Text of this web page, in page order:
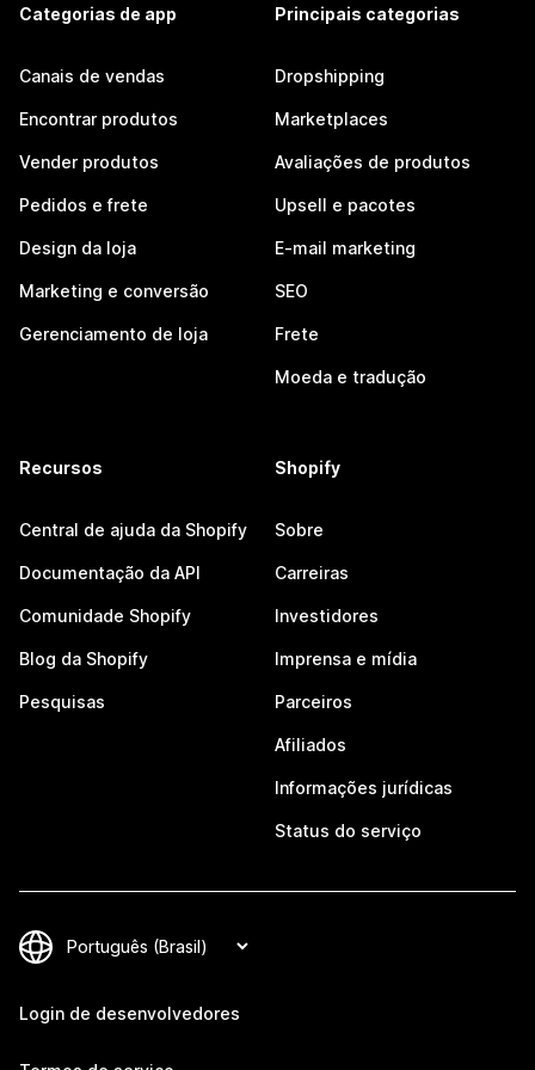
Categorias de app
Canais de vendas
Encontrar produtos
Vender produtos
Pedidos e frete
Design da loja
Marketing e conversão
Gerenciamento de loja
Principais categorias
Dropshipping
Marketplaces
Avaliações de produtos
Upsell e pacotes
E-mail marketing
SEO
Frete
Moeda e tradução
Recursos
Central de ajuda da Shopify
Documentação da API
Comunidade Shopify
Blog da Shopify
Pesquisas
Shopify
Sobre
Carreiras
Investidores
Imprensa e mídia
Parceiros
Afiliados
Informações jurídicas
Status do serviço
Login de desenvolvedores